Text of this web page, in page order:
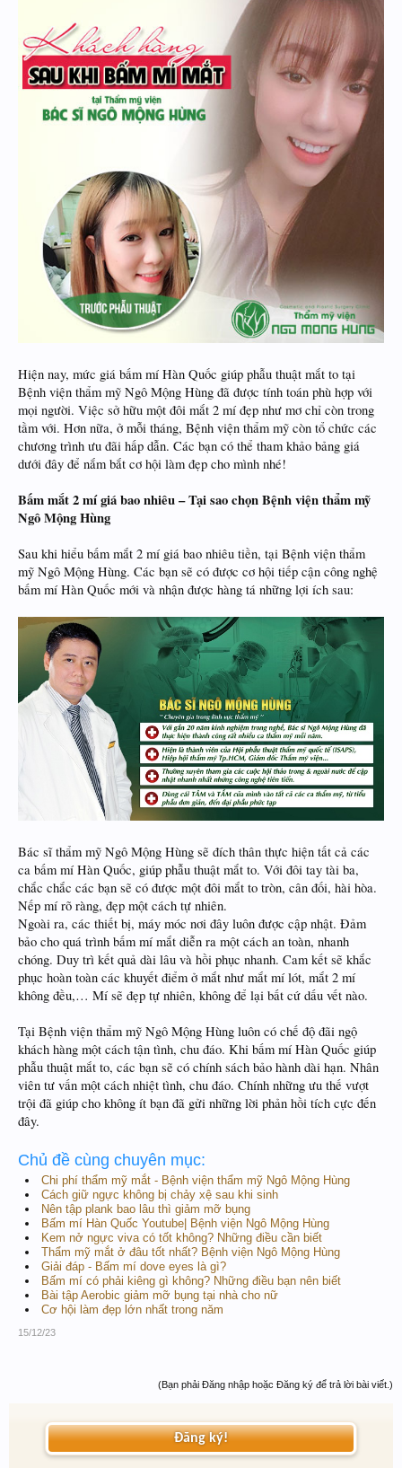
Hiện nay, mức giá bấm mí Hàn Quốc giúp phẫu thuật mắt to tại
Bệnh viện thẩm mỹ Ngô Mộng Hùng đã được tính toán phù hợp với
mọi người. Việc sở hữu một đôi mắt 2 mí đẹp như mơ chỉ còn trong
tầm với. Hơn nữa, ở mỗi tháng, Bệnh viện thẩm mỹ còn tổ chức các
chương trình ưu đãi hấp dẫn. Các bạn có thể tham khảo bảng giá
dưới đây để nắm bắt cơ hội làm đẹp cho mình nhé!
Bấm mắt 2 mí giá bao nhiêu – Tại sao chọn Bệnh viện thẩm mỹ
Ngô Mộng Hùng
Sau khi hiểu bấm mắt 2 mí giá bao nhiêu tiền, tại Bệnh viện thẩm
mỹ Ngô Mộng Hùng. Các bạn sẽ có được cơ hội tiếp cận công nghệ
bấm mí Hàn Quốc mới và nhận được hàng tá những lợi ích sau:
Bác sĩ thẩm mỹ Ngô Mộng Hùng sẽ đích thân thực hiện tất cả các
ca bấm mí Hàn Quốc, giúp phẫu thuật mắt to. Với đôi tay tài ba,
chắc chắc các bạn sẽ có được một đôi mắt to tròn, cân đối, hài hòa.
Nếp mí rõ ràng, đẹp một cách tự nhiên.
Ngoài ra, các thiết bị, máy móc nơi đây luôn được cập nhật. Đảm
bảo cho quá trình bấm mí mắt diễn ra một cách an toàn, nhanh
chóng. Duy trì kết quả dài lâu và hồi phục nhanh. Cam kết sẽ khắc
phục hoàn toàn các khuyết điểm ở mắt như mắt mí lót, mắt 2 mí
không đều,… Mí sẽ đẹp tự nhiên, không để lại bất cứ dấu vết nào.
Tại Bệnh viện thẩm mỹ Ngô Mộng Hùng luôn có chế độ đãi ngộ
khách hàng một cách tận tình, chu đáo. Khi bấm mí Hàn Quốc giúp
phẫu thuật mắt to, các bạn sẽ có chính sách bảo hành dài hạn. Nhân
viên tư vấn một cách nhiệt tình, chu đáo. Chính những ưu thế vượt
trội đã giúp cho không ít bạn đã gửi những lời phản hồi tích cực đến
đây.
Chủ đề cùng chuyên mục:
Chi phí thẩm mỹ mắt - Bệnh viện thẩm mỹ Ngô Mộng Hùng
Cách giữ ngực không bị chảy xệ sau khi sinh
Nên tập plank bao lâu thì giảm mỡ bụng
Bấm mí Hàn Quốc Youtube| Bệnh viện Ngô Mộng Hùng
Kem nở ngực viva có tốt không? Những điều cần biết
Thẩm mỹ mắt ở đâu tốt nhất? Bệnh viện Ngô Mộng Hùng
Giải đáp - Bấm mí dove eyes là gì?
Bấm mí có phải kiêng gì không? Những điều bạn nên biết
Bài tập Aerobic giảm mỡ bụng tại nhà cho nữ
Cơ hội làm đẹp lớn nhất trong năm
15/12/23
(Bạn phải Đăng nhập hoặc Đăng ký để trả lời bài viết.)
Đăng ký!